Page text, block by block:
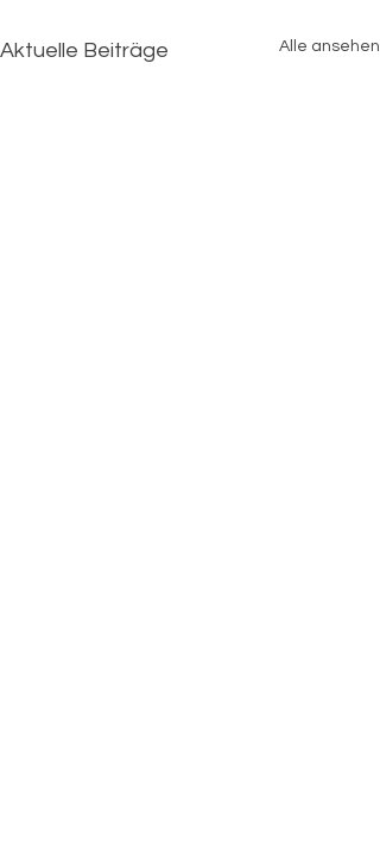
Aktuelle Beiträge Alle ansehen